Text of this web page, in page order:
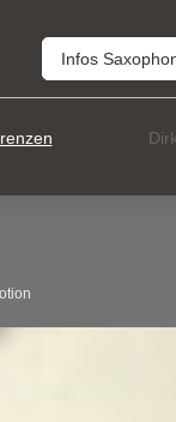
Infos